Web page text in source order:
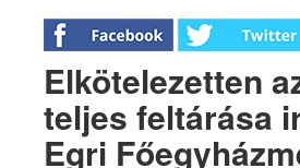
Elkötelezetten
teljes feltárása
Egri